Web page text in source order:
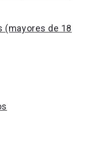
(mayores de 18